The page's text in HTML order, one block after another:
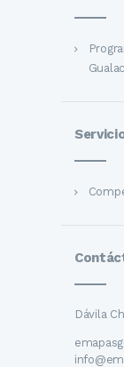
Dávila